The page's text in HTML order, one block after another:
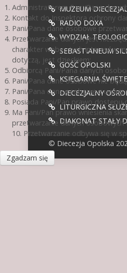
MUZEUM
RADIO DOXA
WYDZIAŁ
SEBASTIANEUM
GOŚĆ OPOLSKI
KSIĘGARNIA
DIECEZJALNY
LITURGICZNA
DIAKONAT STAŁY
© Diecezja Opolska
Administratorem Pani/Pana
Kontakt do Inspektora ochrony
Pani/Pana dane osobowe
Przetwarzanie danych jest
charakter wobec tych interesów
dotyczą, jest dzieckiem;
Odbiorcą Pani/Pana danych
Pani/Pana dane osobowe nie
Pani/Pana dane osobowe z
Posiada Pani/Pan prawo dostępu
Ma Pani/Pan prawo wniesienia
przetwarzanie danych osobowych
10. Przetwarzanie odbywa się w
Zgadzam się